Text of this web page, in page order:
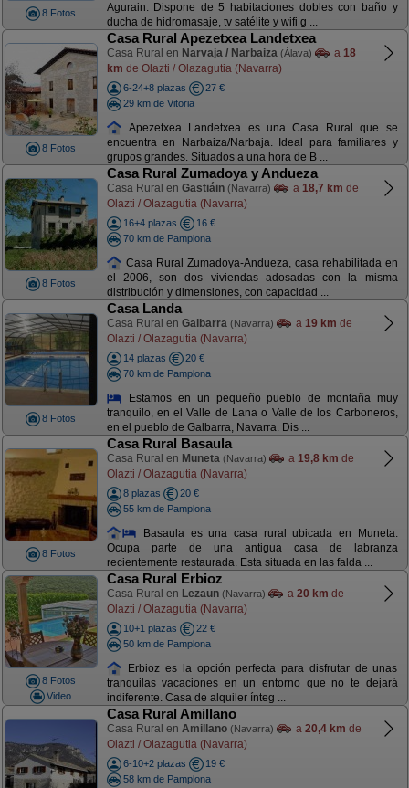
8 Fotos
Agurain. Dispone de 5 habitaciones dobles con baño y
ducha de hidromasaje, tv satélite y wifi g ...
8 Fotos
Casa Rural Apezetxea Landetxea
Casa Rural en Narvaja / Narbaiza (Álava) a 18
km de Olazti / Olazagutia (Navarra)
6-24+8 plazas
27 €
29 km de Vitoria
Apezetxea Landetxea es una Casa Rural que se
encuentra en Narbaiza/Narbaja. Ideal para familiares y
grupos grandes. Situados a una hora de B ...
8 Fotos
Casa Rural Zumadoya y Andueza
Casa Rural en Gastiáin (Navarra) a 18,7 km de
Olazti / Olazagutia (Navarra)
16+4 plazas
16 €
70 km de Pamplona
Casa Rural Zumadoya-Andueza, casa rehabilitada en
el 2006, son dos viviendas adosadas con la misma
distribución y dimensiones, con capacidad ...
8 Fotos
Casa Landa
Casa Rural en Galbarra (Navarra) a 19 km de
Olazti / Olazagutia (Navarra)
14 plazas
20 €
70 km de Pamplona
Estamos en un pequeño pueblo de montaña muy
tranquilo, en el Valle de Lana o Valle de los Carboneros,
en el pueblo de Galbarra, Navarra. Dis ...
8 Fotos
Casa Rural Basaula
Casa Rural en Muneta (Navarra) a 19,8 km de
Olazti / Olazagutia (Navarra)
8 plazas
20 €
55 km de Pamplona
Basaula es una casa rural ubicada en Muneta.
Ocupa parte de una antigua casa de labranza
recientemente restaurada. Esta situada en las falda ...
8 Fotos
Video
Casa Rural Erbioz
Casa Rural en Lezaun (Navarra) a 20 km de
Olazti / Olazagutia (Navarra)
10+1 plazas
22 €
50 km de Pamplona
Erbioz es la opción perfecta para disfrutar de unas
tranquilas vacaciones en un entorno que no te dejará
indiferente. Casa de alquiler ínteg ...
Casa Rural Amillano
Casa Rural en Amillano (Navarra) a 20,4 km de
Olazti / Olazagutia (Navarra)
6-10+2 plazas
19 €
58 km de Pamplona